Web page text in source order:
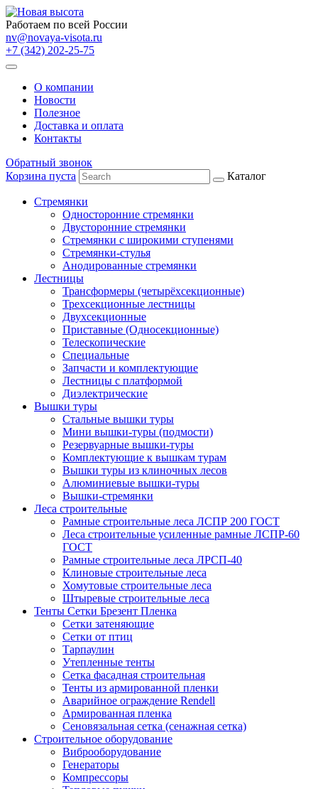
Работаем по всей России
nv@novaya-visota.ru
+7 (342) 202-25-75
О компании
Новости
Полезное
Доставка и оплата
Контакты
Обратный звонок
Корзина пуста
Каталог
Стремянки
Односторонние стремянки
Двусторонние стремянки
Стремянки с широкими ступенями
Стремянки-стулья
Анодированные стремянки
Лестницы
Трансформеры (четырёхсекционные)
Трехсекционные лестницы
Двухсекционные
Приставные (Односекционные)
Телескопические
Специальные
Запчасти и комплектующие
Лестницы с платформой
Диэлектрические
Вышки туры
Стальные вышки туры
Мини вышки-туры (подмости)
Резервуарные вышки-туры
Комплектующие к вышкам турам
Вышки туры из клиночных лесов
Алюминиевые вышки-туры
Вышки-стремянки
Леса строительные
Рамные строительные леса ЛСПР 200 ГОСТ
Леса строительные усиленные рамные ЛСПР-60
ГОСТ
Рамные строительные леса ЛРСП-40
Клиновые строительные леса
Хомутовые строительные леса
Штыревые строительные леса
Тенты Сетки Брезент Пленка
Сетки затеняющие
Сетки от птиц
Тарпаулин
Утепленные тенты
Сетка фасадная строительная
Тенты из армированной пленки
Аварийное ограждение Rendell
Армированная пленка
Сеновязальная сетка (сенажная сетка)
Строительное оборудование
Виброоборудование
Генераторы
Компрессоры